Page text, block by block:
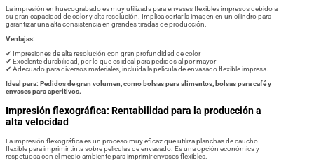
La impresión en huecograbado es muy utilizada para envases flexibles impresos debido a
su gran capacidad de color y alta resolución. Implica cortar la imagen en un cilindro para
garantizar una alta consistencia en grandes tiradas de producción.
Ventajas:
✔ Impresiones de alta resolución con gran profundidad de color
✔ Excelente durabilidad, por lo que es ideal para pedidos al por mayor
✔ Adecuado para diversos materiales, incluida la película de envasado flexible impresa.
Ideal para: Pedidos de gran volumen, como bolsas para alimentos, bolsas para café y
envases para aperitivos.
Impresión flexográfica: Rentabilidad para la producción a
alta velocidad
La impresión flexográfica es un proceso muy eficaz que utiliza planchas de caucho
flexible para imprimir tinta sobre películas de envasado. Es una opción económica y
respetuosa con el medio ambiente para imprimir envases flexibles.